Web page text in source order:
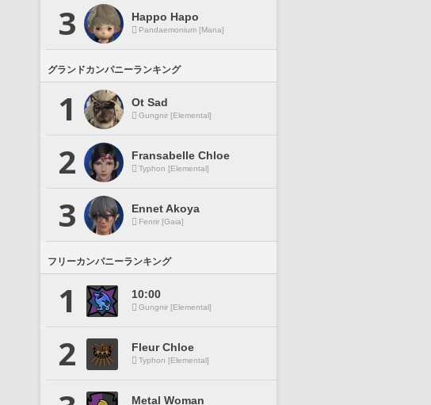
3 Happo Hapo
Pandaemonium [Mana]
グランドカンパニーランキング
1 Ot Sad
Gungnir [Elemental]
2 Fransabelle Chloe
Typhon [Elemental]
3 Ennet Akoya
Fenrir [Gaia]
フリーカンパニーランキング
1 10:00
Gungnir [Elemental]
2 Fleur Chloe
Typhon [Elemental]
Metal Woman